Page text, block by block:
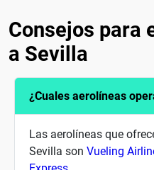
Consejos para
a Sevilla
¿Cuales aerolíneas
Las aerolíneas que
Sevilla son Vueling